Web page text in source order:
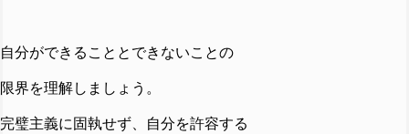
自分ができることとできないことの
限界を理解しましょう。
完璧主義に固執せず、自分を許容する